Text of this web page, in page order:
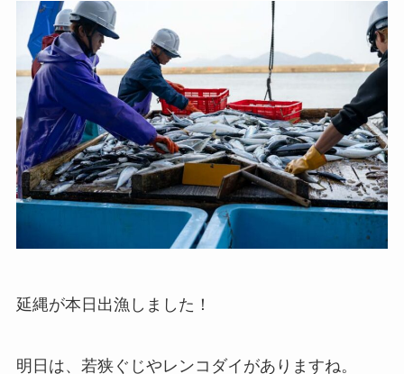
延縄が本日出漁しました！
明日は、若狭ぐじやレンコダイがありますね。